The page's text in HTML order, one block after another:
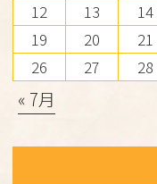
12
13 14
19
20 21
26
27 28
« 7月